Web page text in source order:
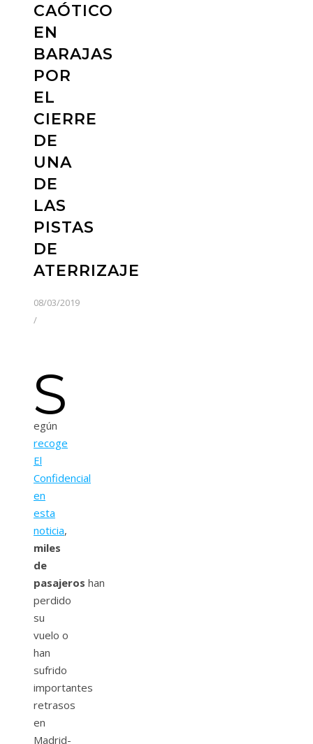
CAÓTICO
EN
BARAJAS
POR
EL
CIERRE
DE
UNA
DE
LAS
PISTAS
DE
ATERRIZAJE
08/03/2019
/
S
egún
recoge
El
Confidencial
en
esta
noticia,
miles
de
pasajeros han
perdido
su
vuelo o
han
sufrido
importantes
retrasos
en
Madrid-